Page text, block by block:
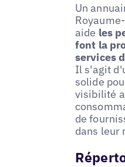
Un
aide les
font la
services
Il s'agit
solide
visibilité
de
dans leur